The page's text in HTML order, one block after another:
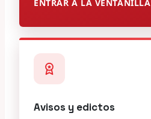
ENTRAR A LA VENTANILLA
Avisos y edictos